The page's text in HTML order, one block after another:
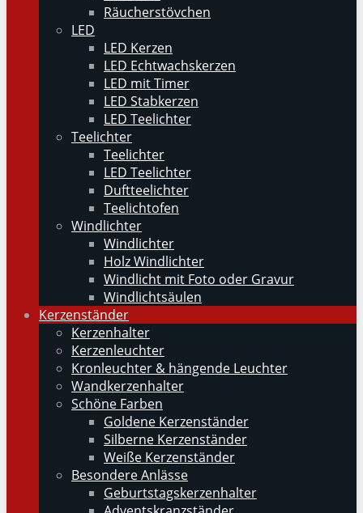
Räucherstövchen
LED
LED Kerzen
LED Echtwachskerzen
LED mit Timer
LED Stabkerzen
LED Teelichter
Teelichter
Teelichter
LED Teelichter
Duftteelichter
Teelichtofen
Windlichter
Windlichter
Holz Windlichter
Windlicht mit Foto oder Gravur
Windlichtsäulen
Kerzenständer
Kerzenhalter
Kerzenleuchter
Kronleuchter & hängende Leuchter
Wandkerzenhalter
Schöne Farben
Goldene Kerzenständer
Silberne Kerzenständer
Weiße Kerzenständer
Besondere Anlässe
Geburtstagskerzenhalter